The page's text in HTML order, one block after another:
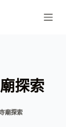
探索
廟探索